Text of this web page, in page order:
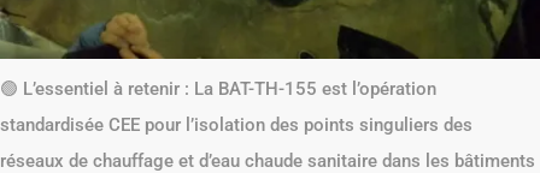
🟢 L’essentiel à retenir : La BAT-TH-155 est l’opération
standardisée CEE pour l’isolation des points singuliers des
réseaux de chauffage et d’eau chaude sanitaire dans les bâtiments